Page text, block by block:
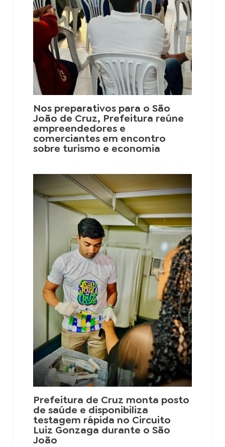
Nos preparativos para o São
João de Cruz, Prefeitura reúne
empreendedores e
comerciantes em encontro
sobre turismo e economia
Prefeitura de Cruz monta posto
de saúde e disponibiliza
testagem rápida no Circuito
Luiz Gonzaga durante o São
João